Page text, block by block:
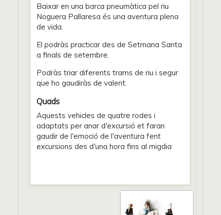
Baixar en una barca pneumàtica pel riu
Noguera Pallaresa és una aventura plena
de vida.
El podràs practicar des de Setmana Santa
a finals de setembre.
Podràs triar diferents trams de riu i segur
que ho gaudiràs de valent.
Quads
Aquests vehicles de quatre rodes i
adaptats per anar d'excursió et faran
gaudir de l'emoció de l'aventura fent
excursions des d'una hora fins al migdia